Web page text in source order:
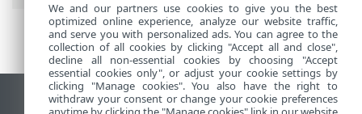
Vizualizare site pentru desktop
We and our partners use cookies to give you the best
optimized online experience, analyze our website traffic,
and serve you with personalized ads. You can agree to the
collection of all cookies by clicking "Accept all and close",
decline all non-essential cookies by choosing "Accept
essential cookies only", or adjust your cookie settings by
clicking "Manage cookies". You also have the right to
withdraw your consent or change your cookie preferences